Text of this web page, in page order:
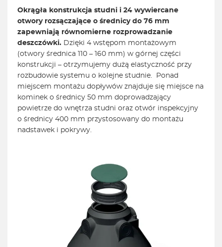
Okrągła konstrukcja studni i 24 wywiercane
otwory rozsączające o średnicy do 76 mm
zapewniają równomierne rozprowadzanie
deszczówki. Dzięki 4 wstępom montażowym
(otwory średnica 110 – 160 mm) w górnej części
konstrukcji – otrzymujemy dużą elastyczność przy
rozbudowie systemu o kolejne studnie. Ponad
miejscem montażu dopływów znajduje się miejsce na
kominek o średnicy 50 mm doprowadzający
powietrze do wnętrza studni oraz otwór inspekcyjny
o średnicy 400 mm przystosowany do montażu
nadstawek i pokrywy.